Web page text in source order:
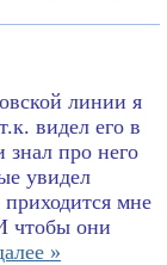
линии я
видел его в
знал про него
увидел
мне
чтобы они
»